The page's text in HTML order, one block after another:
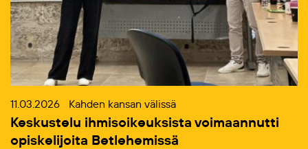
11.03.2026 Kahden kansan välissä
Keskustelu ihmisoikeuksista voimaannutti
opiskelijoita Betlehemissä